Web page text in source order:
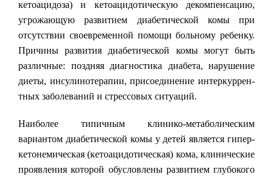
кетоацидоза) и кетоацидотическую декомпенсацию,
угрожающую развитием диабетической комы при
отсутствии своевременной помощи больному ребенку.
Причины развития диабетической комы могут быть
различные: поздняя диагностика диабета, нарушение
диеты, инсулинотерапии, присоединение интеркуррен-
тных заболеваний и стрессовых ситуаций.
Наиболее типичным клинико-метаболическим
вариантом диабетической комы у детей является гипер-
кетонемическая (кетоацидотическая) кома, клинические
проявления которой обусловлены развитием глубокого